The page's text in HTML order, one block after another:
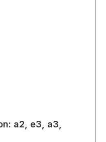
a2, e3, a3,